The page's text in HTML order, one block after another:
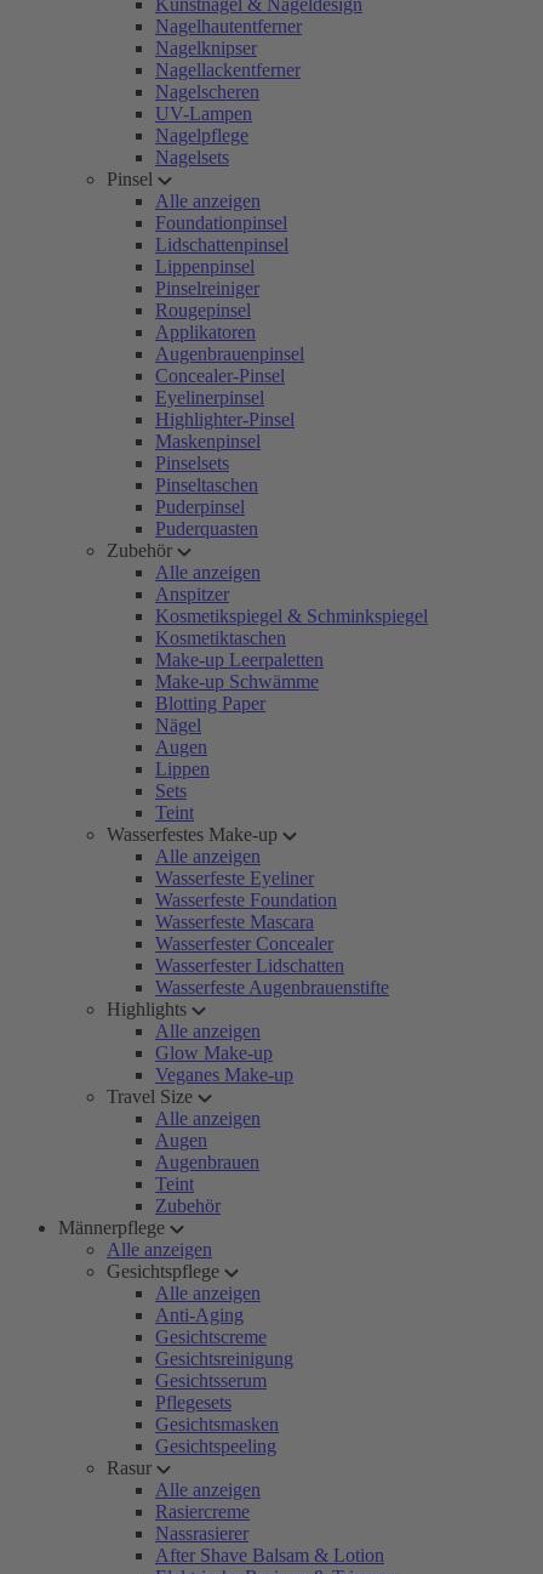
Kunstnägel & Nageldesign
Nagelhautentferner
Nagelknipser
Nagellackentferner
Nagelscheren
UV-Lampen
Nagelpflege
Nagelsets
Pinsel
Alle anzeigen
Foundationpinsel
Lidschattenpinsel
Lippenpinsel
Pinselreiniger
Rougepinsel
Applikatoren
Augenbrauenpinsel
Concealer-Pinsel
Eyelinerpinsel
Highlighter-Pinsel
Maskenpinsel
Pinselsets
Pinseltaschen
Puderpinsel
Puderquasten
Zubehör
Alle anzeigen
Anspitzer
Kosmetikspiegel & Schminkspiegel
Kosmetiktaschen
Make-up Leerpaletten
Make-up Schwämme
Blotting Paper
Nägel
Augen
Lippen
Sets
Teint
Wasserfestes Make-up
Alle anzeigen
Wasserfeste Eyeliner
Wasserfeste Foundation
Wasserfeste Mascara
Wasserfester Concealer
Wasserfester Lidschatten
Wasserfeste Augenbrauenstifte
Highlights
Alle anzeigen
Glow Make-up
Veganes Make-up
Travel Size
Alle anzeigen
Augen
Augenbrauen
Teint
Zubehör
Männerpflege
Alle anzeigen
Gesichtspflege
Alle anzeigen
Anti-Aging
Gesichtscreme
Gesichtsreinigung
Gesichtsserum
Pflegesets
Gesichtsmasken
Gesichtspeeling
Rasur
Alle anzeigen
Rasiercreme
Nassrasierer
After Shave Balsam & Lotion